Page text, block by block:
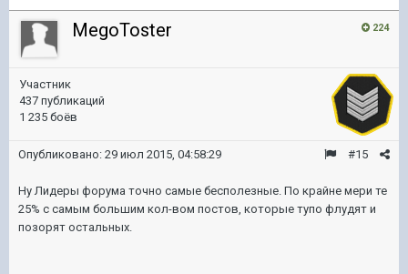
224
MegoToster
Участник
437 публикаций
1 235 боёв
#15
Опубликовано: 29 июл 2015, 04:58:29
Ну Лидеры форума точно самые бесполезные. По крайне мери те
25% с самым большим кол-вом постов, которые тупо флудят и
позорят остальных.